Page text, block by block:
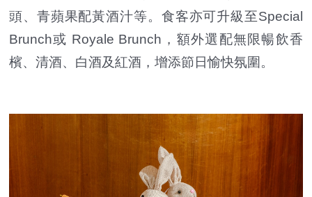
頭、青蘋果配黃酒汁等。食客亦可升級至Special
Brunch或 Royale Brunch，額外選配無限暢飲香
檳、清酒、白酒及紅酒，增添節日愉快氛圍。